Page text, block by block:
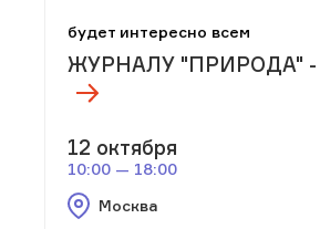
будет интересно всем
ЖУРНАЛУ "ПРИРОДА" -
12 октября
10:00 — 18:00
Москва